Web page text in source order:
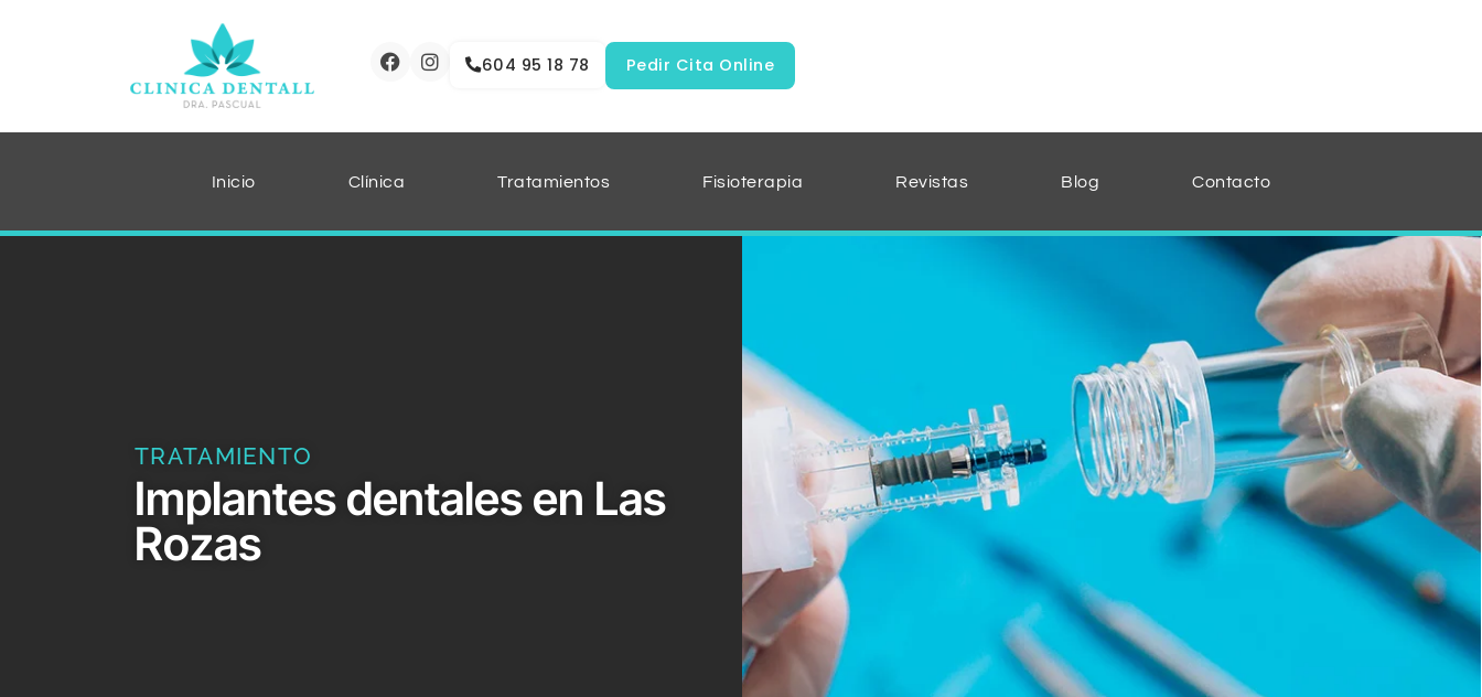
604 95 18 78 Pedir Cita Online
Inicio Clínica Tratamientos Fisioterapia Revistas Blog Contacto
TRATAMIENTO
Implantes dentales en Las
Rozas